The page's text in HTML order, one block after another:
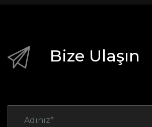
Bize Ulaşın